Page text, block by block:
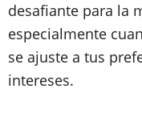
desafiante para la
especialmente
se ajuste a tus
intereses.